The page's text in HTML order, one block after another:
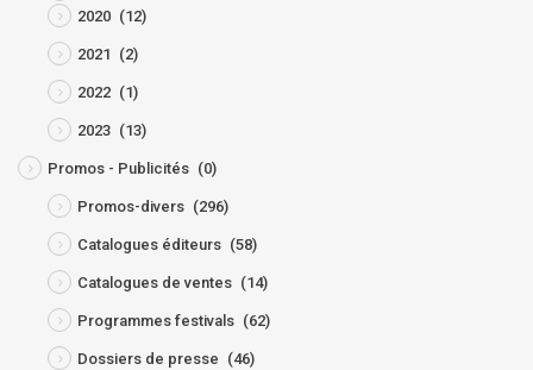
2020 (12)
2021 (2)
2022 (1)
2023 (13)
Promos - Publicités (0)
Promos-divers (296)
Catalogues éditeurs (58)
Catalogues de ventes (14)
Programmes festivals (62)
Dossiers de presse (46)